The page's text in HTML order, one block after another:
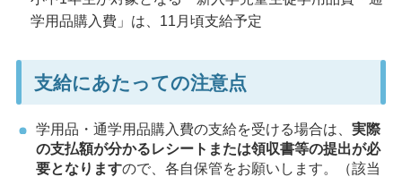
学用品購入費」は、11月頃支給予定
支給にあたっての注意点
学用品・通学用品購入費の支給を受ける場合は、 実際
の支払額が分かるレシートまたは領収書等の提出が必
要となりますので、各自保管をお願いします。（該当